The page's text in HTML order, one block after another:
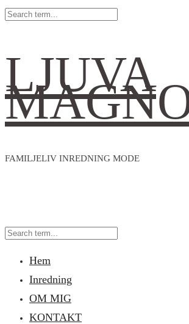
LJUVA
FAMILJELIV INREDNING MODE
Hem
Inredning
OM MIG
KONTAKT